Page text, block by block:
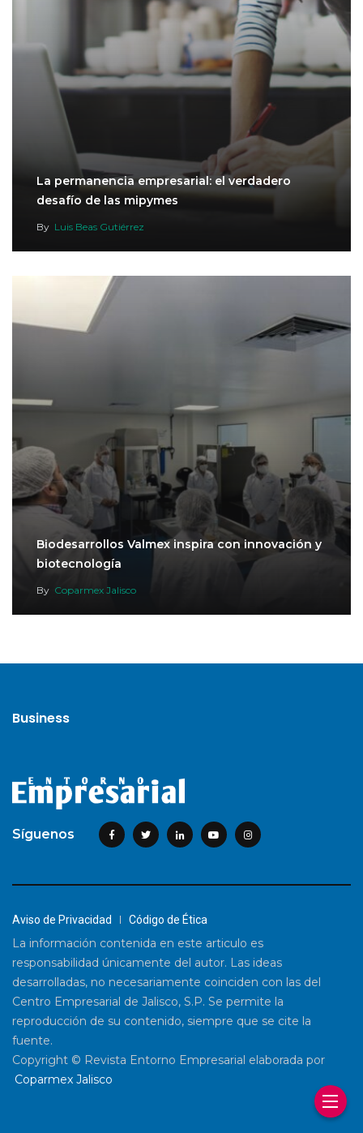
La permanencia empresarial: el verdadero
desafío de las mipymes
By Luis Beas Gutiérrez
Biodesarrollos Valmex inspira con innovación y
biotecnología
By Coparmex Jalisco
Business
Síguenos
Aviso de Privacidad Código de Ética
La información contenida en este articulo es
responsabilidad únicamente del autor. Las ideas
desarrolladas, no necesariamente coinciden con las del
Centro Empresarial de Jalisco, S.P. Se permite la
reproducción de su contenido, siempre que se cite la
fuente.
Copyright © Revista Entorno Empresarial elaborada por
Coparmex Jalisco